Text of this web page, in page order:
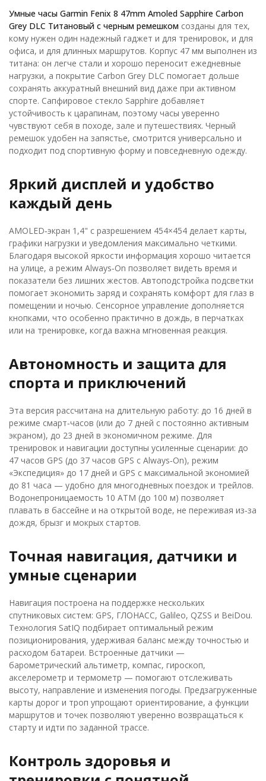
Умные часы Garmin Fenix 8 47mm Amoled Sapphire Carbon
Grey DLC Титановый с черным ремешком созданы для тех,
кому нужен один надежный гаджет и для тренировок, и для
офиса, и для длинных маршрутов. Корпус 47 мм выполнен из
титана: он легче стали и хорошо переносит ежедневные
нагрузки, а покрытие Carbon Grey DLC помогает дольше
сохранять аккуратный внешний вид даже при активном
спорте. Сапфировое стекло Sapphire добавляет
устойчивость к царапинам, поэтому часы уверенно
чувствуют себя в походе, зале и путешествиях. Черный
ремешок удобен на запястье, смотрится универсально и
подходит под спортивную форму и повседневную одежду.
Яркий дисплей и удобство
каждый день
AMOLED‑экран 1,4" с разрешением 454×454 делает карты,
графики нагрузки и уведомления максимально четкими.
Благодаря высокой яркости информация хорошо читается
на улице, а режим Always‑On позволяет видеть время и
показатели без лишних жестов. Автоподстройка подсветки
помогает экономить заряд и сохранять комфорт для глаз в
помещении и ночью. Сенсорное управление дополняется
кнопками, что особенно практично в дождь, в перчатках
или на тренировке, когда важна мгновенная реакция.
Автономность и защита для
спорта и приключений
Эта версия рассчитана на длительную работу: до 16 дней в
режиме смарт‑часов (или до 7 дней с постоянно активным
экраном), до 23 дней в экономичном режиме. Для
тренировок и навигации доступны усиленные сценарии: до
47 часов GPS (до 37 часов GPS с Always‑On), режим
«Экспедиция» до 17 дней и GPS с максимальной экономией
до 81 часа — удобно для многодневных поездок и трейлов.
Водонепроницаемость 10 ATM (до 100 м) позволяет
плавать в бассейне и на открытой воде, не переживая из‑за
дождя, брызг и мокрых стартов.
Точная навигация, датчики и
умные сценарии
Навигация построена на поддержке нескольких
спутниковых систем: GPS, ГЛОНАСС, Galileo, QZSS и BeiDou.
Технология SatIQ подбирает оптимальный режим
позиционирования, удерживая баланс между точностью и
расходом батареи. Встроенные датчики —
барометрический альтиметр, компас, гироскоп,
акселерометр и термометр — помогают отслеживать
высоту, направление и изменения погоды. Предзагруженные
карты дорог и троп упрощают ориентирование, а функции
маршрутов и точек позволяют уверенно возвращаться к
старту и идти по заданной трассе.
Контроль здоровья и